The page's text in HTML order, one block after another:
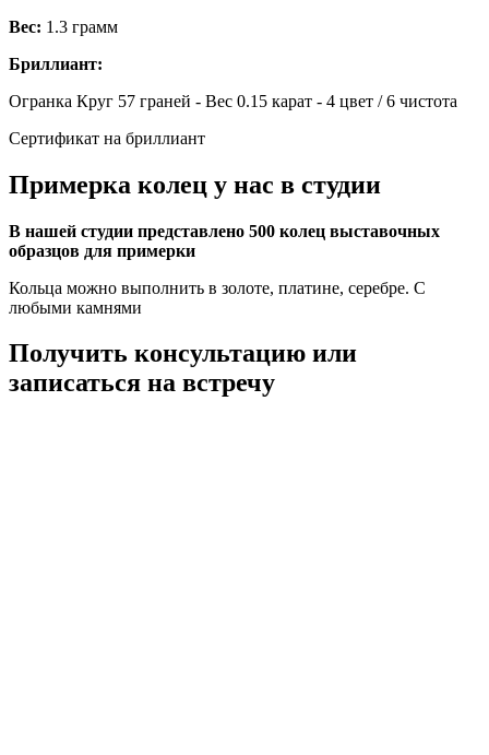
Вес: 1.3 грамм
Бриллиант:
Огранка Круг 57 граней - Вес 0.15 карат - 4 цвет / 6 чистота
Сертификат на бриллиант
Примерка колец у нас в студии
В нашей студии представлено 500 колец выставочных
образцов для примерки
Кольца можно выполнить в золоте, платине, серебре. С
любыми камнями
Получить консультацию или
записаться на встречу